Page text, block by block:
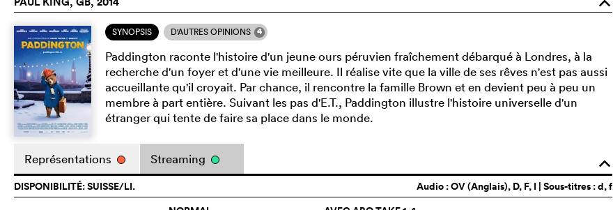
SYNOPSIS D'AUTRES OPINIONS 4
Paddington raconte l'histoire d'un jeune ours péruvien fraîchement débarqué à Londres, à la
recherche d'un foyer et d'une vie meilleure. Il réalise vite que la ville de ses rêves n'est pas aussi
accueillante qu'il croyait. Par chance, il rencontre la famille Brown et en devient peu à peu un
membre à part entière. Suivant les pas d'E.T., Paddington illustre l'histoire universelle d'un
étranger qui tente de faire sa place dans le monde.
o
Représentations Streaming
Audio :OV (Anglais), D, F, I | Sous-titres : d, f
DISPONIBILITÉ: SUISSE/LI.